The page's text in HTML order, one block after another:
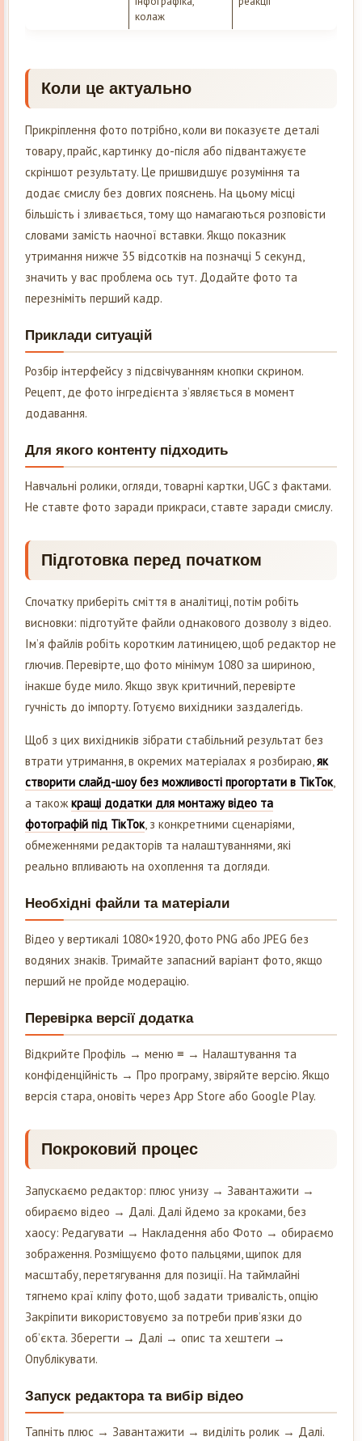
колаж
Коли це актуально
Прикріплення фото потрібно, коли ви показуєте деталі
товару, прайс, картинку до-після або підвантажуєте
скріншот результату. Це пришвидшує розуміння та
додає смислу без довгих пояснень. На цьому місці
більшість і зливається, тому що намагаються розповісти
словами замість наочної вставки. Якщо показник
утримання нижче 35 відсотків на позначці 5 секунд,
значить у вас проблема ось тут. Додайте фото та
перезніміть перший кадр.
Приклади ситуацій
Розбір інтерфейсу з підсвічуванням кнопки скрином.
Рецепт, де фото інгредієнта з’являється в момент
додавання.
Для якого контенту підходить
Навчальні ролики, огляди, товарні картки, UGC з фактами.
Не ставте фото заради прикраси, ставте заради смислу.
Підготовка перед початком
Спочатку приберіть сміття в аналітиці, потім робіть
висновки: підготуйте файли однакового дозволу з відео.
Ім’я файлів робіть коротким латиницею, щоб редактор не
глючив. Перевірте, що фото мінімум 1080 за шириною,
інакше буде мило. Якщо звук критичний, перевірте
гучність до імпорту. Готуємо вихідники заздалегідь.
Щоб з цих вихідників зібрати стабільний результат без
втрати утримання, в окремих матеріалах я розбираю,як
створити слайд-шоу без можливості прогортати в ТікТок,
а такожкращі додатки для монтажу відео та
фотографій під ТікТок, з конкретними сценаріями,
обмеженнями редакторів та налаштуваннями, які
реально впливають на охоплення та догляди.
Необхідні файли та матеріали
Відео у вертикалі 1080×1920, фото PNG або JPEG без
водяних знаків. Тримайте запасний варіант фото, якщо
перший не пройде модерацію.
Перевірка версії додатка
Відкрийте Профіль → меню ≡ → Налаштування та
конфіденційність → Про програму, звіряйте версію. Якщо
версія стара, оновіть через App Store або Google Play.
Покроковий процес
Запускаємо редактор: плюс унизу → Завантажити →
обираємо відео → Далі. Далі йдемо за кроками, без
хаосу: Редагувати → Накладення або Фото → обираємо
зображення. Розміщуємо фото пальцями, щипок для
масштабу, перетягування для позиції. На таймлайні
тягнемо краї кліпу фото, щоб задати тривалість, опцію
Закріпити використовуємо за потреби прив’язки до
об’єкта. Зберегти → Далі → опис та хештеги →
Опублікувати.
Запуск редактора та вибір відео
Тапніть плюс → Завантажити → виділіть ролик → Далі.